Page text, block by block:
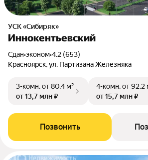
УСК «Сибиряк»
Иннокентьевский
Сдан•эконом•4.2 (653)
Красноярск, ул. Партизана Железняка
3-комн.от 80,4 м²
от 13,7 млн ₽
4-комн.от 92,2
от 15,7 млн ₽
Позвонить